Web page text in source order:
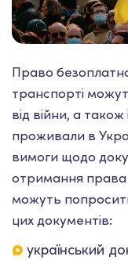
Право
транспорті
від війни, а
проживали в
вимоги щодо
отримання права
можуть
цих документів:
український